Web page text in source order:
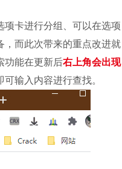
项卡进行分组、可以在选项
，而此次带来的重点改进就
功能在更新后右上角会出现
输入内容进行查找。